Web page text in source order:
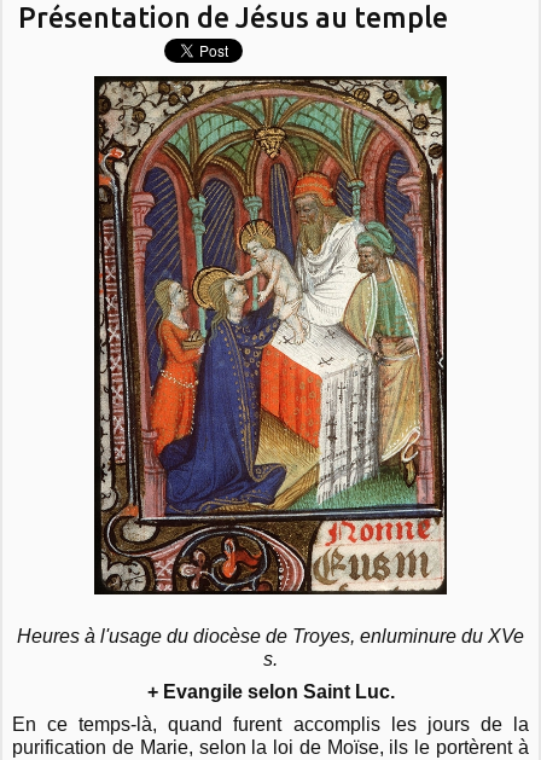
Présentation de Jésus au temple
Heures à l'usage du diocèse de Troyes, enluminure du XVe
s.
+ Evangile selon Saint Luc.
En ce temps-là, quand furent accomplis les jours de la
purification de Marie, selon la loi de Moïse, ils le portèrent à